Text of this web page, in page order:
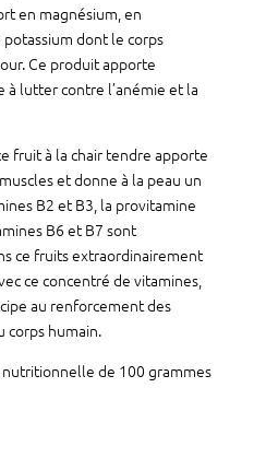
en magnésium, en
dont le corps
Ce produit apporte
lutter contre l’anémie et la
fruit à la chair tendre apporte
et donne à la peau un
B2 et B3, la provitamine
B6 et B7 sont
ce fruits extraordinairement
ce concentré de vitamines,
au renforcement des
corps humain.
nutritionnelle de 100 grammes